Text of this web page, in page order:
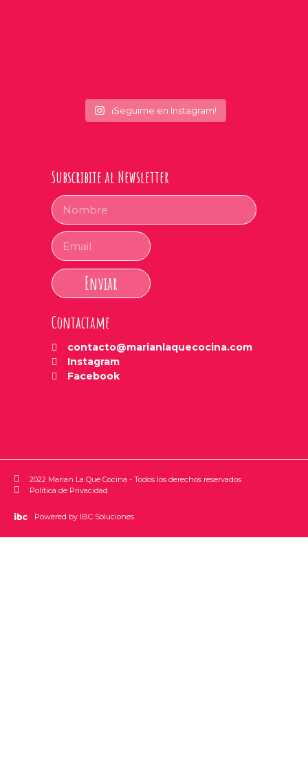
¡Seguime en Instagram!
Subscribite al Newsletter
Enviar
Contactame
contacto@marianlaquecocina.com
Instagram
Facebook
2022 Marian La Que Cocina - Todos los derechos reservados
Política de Privacidad
Powered by IBC Soluciones